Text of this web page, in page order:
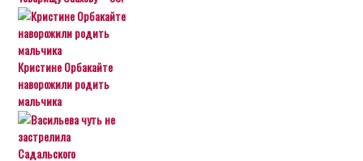
Кристине Орбакайте
наворожили родить
мальчика